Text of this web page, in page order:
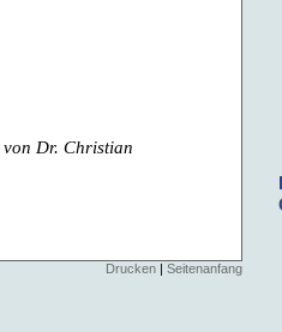
von Dr. Christian
Drucken | Seitenanfang